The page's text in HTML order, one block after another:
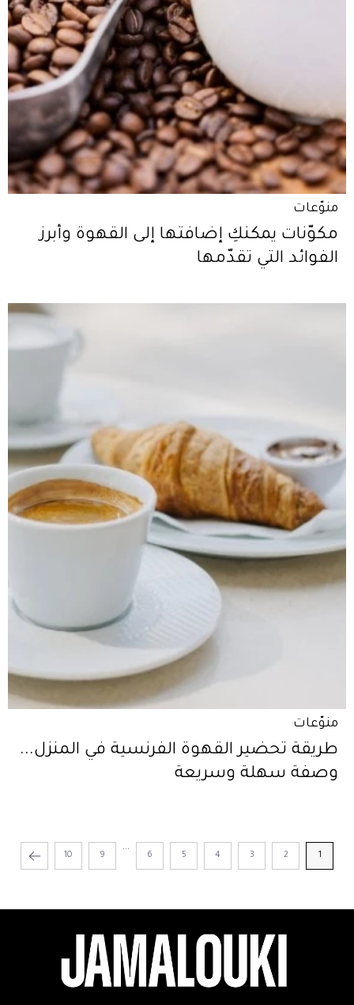
منوّعات
مكوّنات يمكنكِ إضافتها إلى القهوة وأبرز
الفوائد التي تقدّمها
منوّعات
طريقة تحضير القهوة الفرنسية في المنزل...
وصفة سهلة وسريعة
1
2
3
4
5
6
...
9
10